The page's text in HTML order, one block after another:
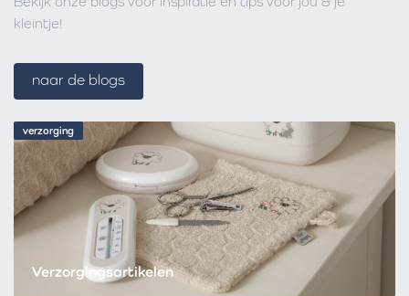
verzorging
Verzorgingsartikelen
kleintje!
naar de blogs